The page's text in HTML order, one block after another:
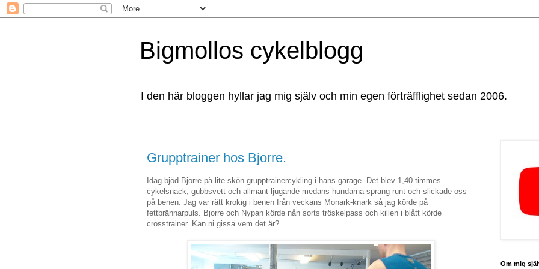
Bigmollos cykelblogg
I den här bloggen hyllar jag mig själv och min egen förträfflighet sedan 2006.
Grupptrainer hos Bjorre.
Idag bjöd Bjorre på lite skön grupptrainercykling i hans garage. Det blev 1,40 timmes
cykelsnack, gubbsvett och allmänt ljugande medans hundarna sprang runt och slickade oss
på benen. Jag var rätt krokig i benen från veckans Monark-knark så jag körde på
fettbrännarpuls. Bjorre och Nypan körde nån sorts tröskelpass och killen i blått körde
crosstrainer. Kan ni gissa vem det är?
Om mig